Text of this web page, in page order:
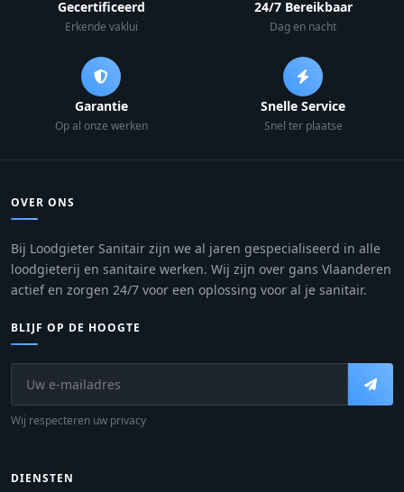
Gecertificeerd
Erkende vaklui
24/7 Bereikbaar
Dag en nacht
Garantie
Op al onze werken
Snelle Service
Snel ter plaatse
OVER ONS
Bij Loodgieter Sanitair zijn we al jaren gespecialiseerd in alle
loodgieterij en sanitaire werken. Wij zijn over gans Vlaanderen
actief en zorgen 24/7 voor een oplossing voor al je sanitair.
BLIJF OP DE HOOGTE
Wij respecteren uw privacy
DIENSTEN